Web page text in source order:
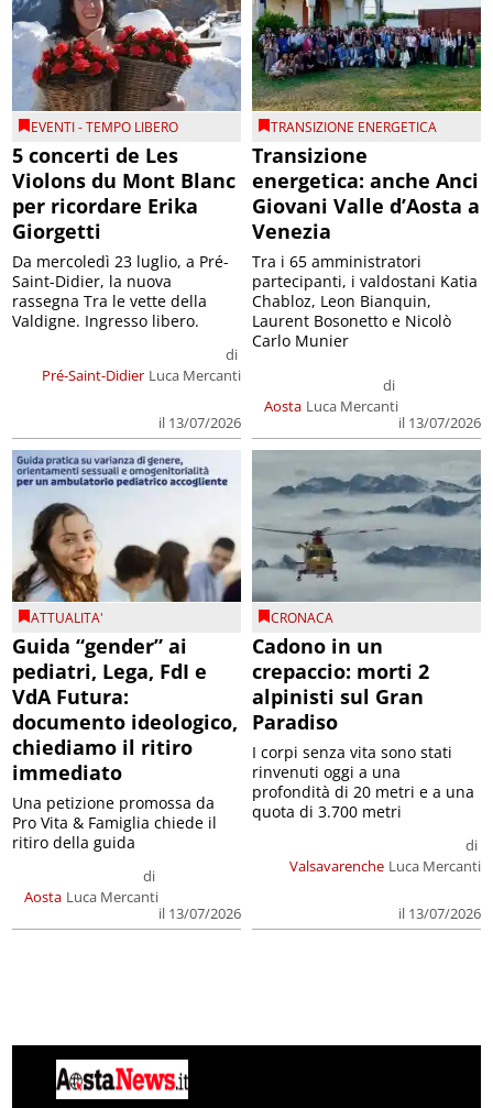
EVENTI - TEMPO LIBERO
5 concerti de Les
Violons du Mont Blanc
per ricordare Erika
Giorgetti
Pré-Saint-Didier
di
Luca Mercanti
il 13/07/2026
Da mercoledì 23 luglio, a Pré-
Saint-Didier, la nuova
rassegna Tra le vette della
Valdigne. Ingresso libero.
TRANSIZIONE ENERGETICA
Transizione
energetica: anche Anci
Giovani Valle d’Aosta a
Venezia
Aosta
di
Luca Mercanti
il 13/07/2026
Tra i 65 amministratori
partecipanti, i valdostani Katia
Chabloz, Leon Bianquin,
Laurent Bosonetto e Nicolò
Carlo Munier
ATTUALITA'
Guida “gender” ai
pediatri, Lega, FdI e
VdA Futura:
documento ideologico,
chiediamo il ritiro
immediato
Aosta
di
Luca Mercanti
il 13/07/2026
Una petizione promossa da
Pro Vita & Famiglia chiede il
ritiro della guida
CRONACA
Cadono in un
crepaccio: morti 2
alpinisti sul Gran
Paradiso
Valsavarenche
di
Luca Mercanti
il 13/07/2026
I corpi senza vita sono stati
rinvenuti oggi a una
profondità di 20 metri e a una
quota di 3.700 metri